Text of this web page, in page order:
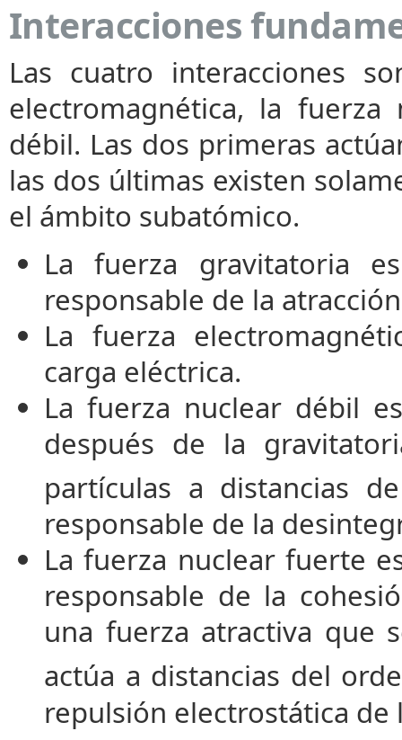
Interacciones
Las cuatro interacciones
electromagnética, la
débil. Las dos primeras
las dos últimas existen
el ámbito subatómico.
La fuerza gravitatoria
responsable de la
La fuerza
carga eléctrica.
La fuerza nuclear débil
después de la
partículas a distancias
responsable de la
La fuerza nuclear fuerte
responsable de la
una fuerza atractiva que
actúa a distancias del
repulsión electrostática